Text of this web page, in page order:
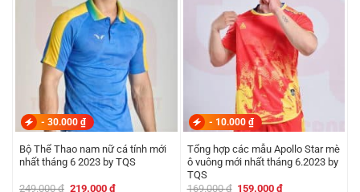
- 30.000 ₫
Bộ Thể Thao nam nữ cá tính mới
nhất tháng 6 2023 by TQS
249.000₫ Giá
219.000 ₫Giá
- 10.000 ₫
Tổng hợp các mẫu Apollo Star mè
ô vuông mới nhất tháng 6.2023 by
TQS
169.000₫ Giá
159.000₫Giá